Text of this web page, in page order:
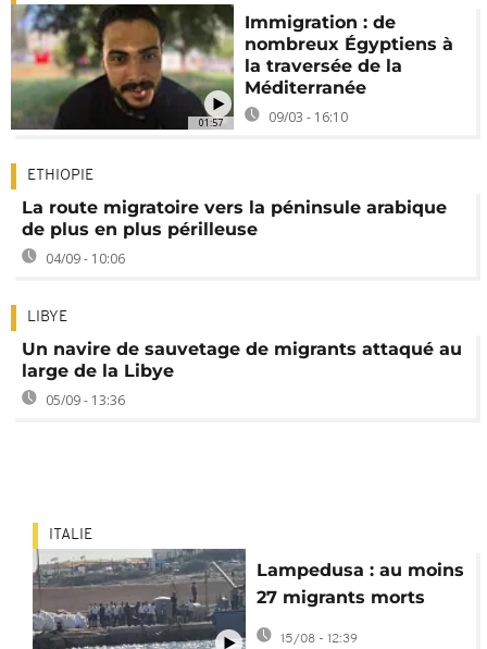
01:57
Immigration : de
nombreux Égyptiens à
la traversée de la
Méditerranée
09/03 - 16:10
ETHIOPIE
La route migratoire vers la péninsule arabique
de plus en plus périlleuse
04/09 - 10:06
LIBYE
Un navire de sauvetage de migrants attaqué au
large de la Libye
05/09 - 13:36
ITALIE
Lampedusa : au moins
27 migrants morts
dans un naufrage
15/08 - 12:39